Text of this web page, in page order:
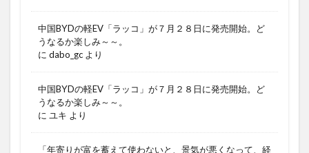
中国BYDの軽EV「ラッコ」が７月２８日に発売開始。ど
うなるか楽しみ～～。
に dabo_gc より
中国BYDの軽EV「ラッコ」が７月２８日に発売開始。ど
うなるか楽しみ～～。
に ユキ より
「年寄りが富を蓄えて使わないと、景気が悪くなって、経